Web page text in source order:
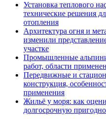
Установка теплового
технические решения
отопления
Архитектура огня и
изменили
участке
Промышленные
работ, области
Передвижные и
конструкция,
применения
Жильё у моря: как
долгосрочную